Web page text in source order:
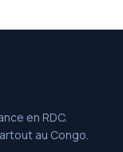
en RDC.
au Congo.